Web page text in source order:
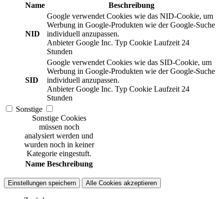
Name
Beschreibung
NID
Google verwendet Cookies wie das NID-Cookie, um
Werbung in Google-Produkten wie der Google-Suche
individuell anzupassen.
Anbieter Google Inc. Typ Cookie Laufzeit 24
Stunden
SID
Google verwendet Cookies wie das SID-Cookie, um
Werbung in Google-Produkten wie der Google-Suche
individuell anzupassen.
Anbieter Google Inc. Typ Cookie Laufzeit 24
Stunden
Sonstige
Sonstige Cookies
müssen noch
analysiert werden und
wurden noch in keiner
Kategorie eingestuft.
Name Beschreibung
Einstellungen speichern Alle Cookies akzeptieren